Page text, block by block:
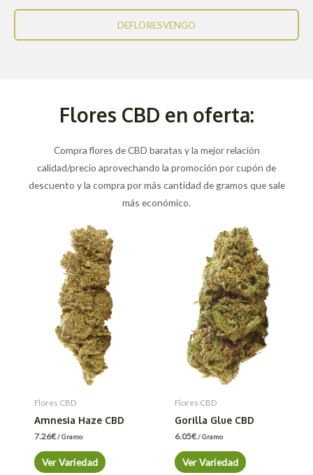
DEFLORESVENGO
Flores CBD en oferta:
Compra flores de CBD baratas y la mejor relación
calidad/precio aprovechando la promoción por cupón de
descuento y la compra por más cantidad de gramos que sale
más económico.
Flores CBD
Amnesia Haze CBD
7.26€/ Gramo
Ver Variedad
Flores CBD
Gorilla Glue CBD
6.05€/ Gramo
Ver Variedad